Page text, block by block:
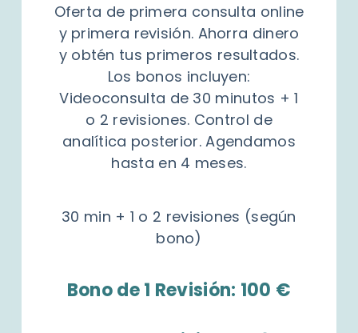
Oferta de primera consulta online
y primera revisión. Ahorra dinero
y obtén tus primeros resultados.
Los bonos incluyen:
Videoconsulta de 30 minutos + 1
o 2 revisiones. Control de
analítica posterior. Agendamos
hasta en 4 meses.
30 min + 1 o 2 revisiones (según
bono)
Bono de 1 Revisión: 100 €